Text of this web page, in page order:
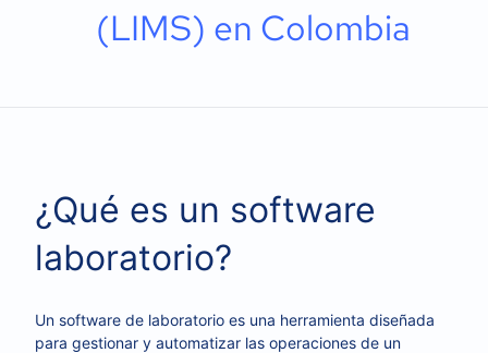
(LIMS) en Colombia
¿Qué es un software
laboratorio?
Un software de laboratorio es una herramienta diseñada
para gestionar y automatizar las operaciones de un